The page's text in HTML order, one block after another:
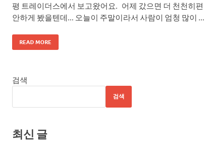
평 트레이더스에서 보고왔어요. 어제 갔으면 더 천천히편
안하게 봤을텐데… 오늘이 주말이라서 사람이 엄청 많이 …
READ MORE
검색
검색
최신 글